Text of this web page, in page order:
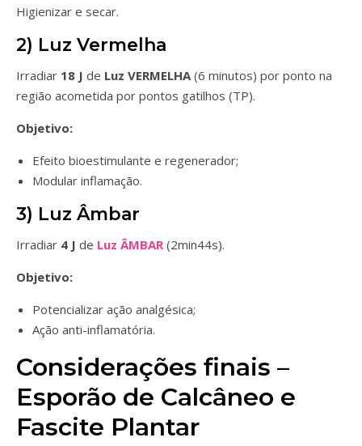
Higienizar e secar.
2) Luz Vermelha
Irradiar 18 J de Luz VERMELHA(6 minutos) por ponto na
região acometida por pontos gatilhos (TP).
Objetivo:
Efeito bioestimulante e regenerador;
Modular inflamação.
3) Luz Âmbar
Irradiar 4 J de Luz ÂMBAR(2min44s).
Objetivo:
Potencializar ação analgésica;
Ação anti-inflamatória.
Considerações finais –
Esporão de Calcâneo e
Fascite Plantar